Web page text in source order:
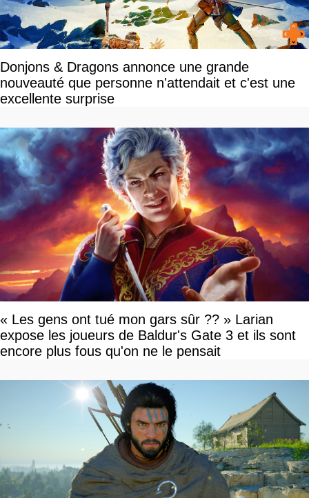
Donjons & Dragons annonce une grande
nouveauté que personne n'attendait et c'est une
excellente surprise
« Les gens ont tué mon gars sûr ?? » Larian
expose les joueurs de Baldur's Gate 3 et ils sont
encore plus fous qu'on ne le pensait